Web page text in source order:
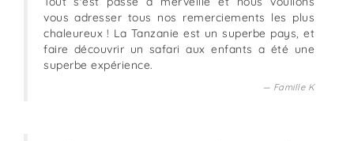
vous adresser tous nos remerciements les plus
chaleureux ! La Tanzanie est un superbe pays, et
faire découvrir un safari aux enfants a été une
superbe expérience.
Famille K